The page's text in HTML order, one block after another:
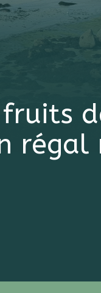
régal